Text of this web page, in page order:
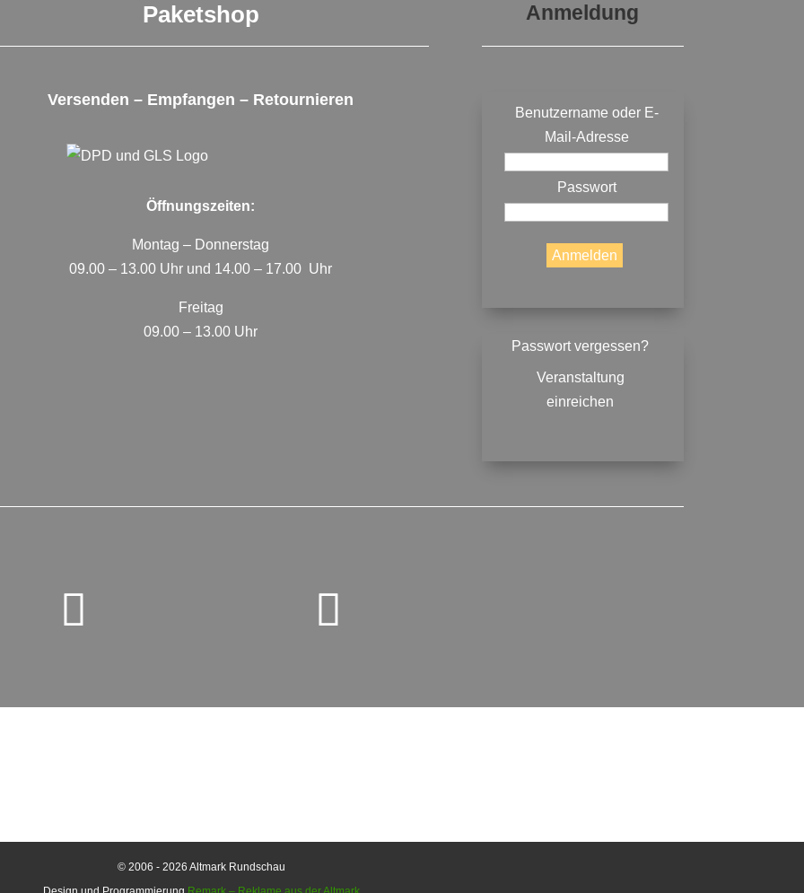
Paketshop
Versenden – Empfangen – Retournieren
Öffnungszeiten:
Montag – Donnerstag
09.00 – 13.00 Uhr und 14.00 – 17.00 Uhr
Freitag
09.00 – 13.00 Uhr
Anmeldung
Benutzername oder E-
Mail-Adresse
Passwort
Passwort vergessen?
Veranstaltung
einreichen
© 2006 - 2026 Altmark Rundschau